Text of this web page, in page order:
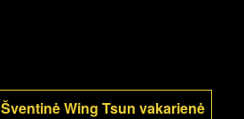
Šventinė Wing Tsun vakarienė